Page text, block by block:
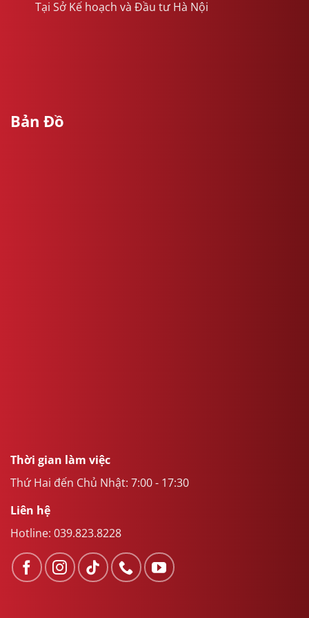
Tại Sở Kế hoạch và Đầu tư Hà Nội
Bản Đồ
Thời gian làm việc
Thứ Hai đến Chủ Nhật: 7:00 - 17:30
Liên hệ
Hotline: 039.823.8228